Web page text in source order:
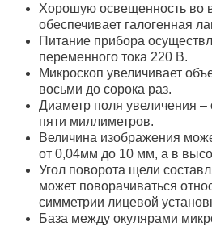
Хорошую освещенность во
обеспечивает галогенная
Питание прибора
переменного тока 220 В.
Микроскоп увеличивает
восьми до сорока раз.
Диаметр поля увеличения –
пяти миллиметров.
Величина изображения
от 0,04мм до 10 мм, а в
Угол поворота щели
может поворачиваться
симметрии лицевой
База между окулярами